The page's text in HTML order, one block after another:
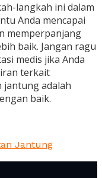
langkah ini dalam
Anda mencapai
memperpanjang
baik. Jangan ragu
medis jika Anda
terkait
jantung adalah
baik.
Jantung